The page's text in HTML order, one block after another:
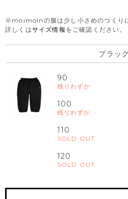
※moimolnの服は少し小さめのつくり
詳しくはサイズ情報 をご確認ください。
ブラック
90
残りわずか
100
残りわずか
110
SOLD OUT
120
SOLD OUT